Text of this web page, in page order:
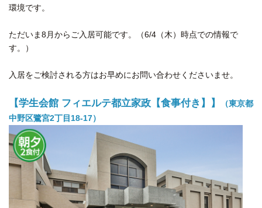
環境です。
ただいま8月からご入居可能です。（6/4（木）時点での情報で
す。）
入居をご検討される方はお早めにお問い合わせくださいませ。
【学生会館 フィエルテ都立家政【食事付き】】
（東京都
中野区鷺宮2丁目18-17）